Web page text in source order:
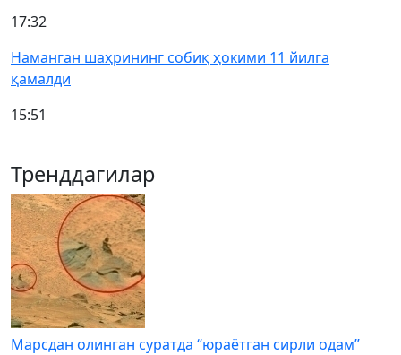
17:32
Наманган шаҳрининг собиқ ҳокими 11 йилга
қамалди
15:51
Тренддагилар
Марсдан олинган суратда “юраётган сирли одам”